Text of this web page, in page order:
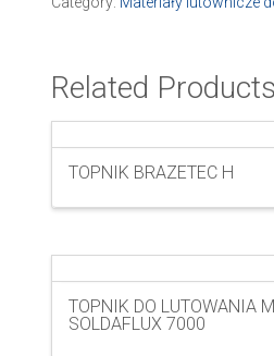
Related Products
TOPNIK BRAZETEC H
TOPNIK DO LUTOWANIA
SOLDAFLUX 7000